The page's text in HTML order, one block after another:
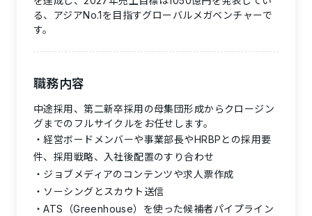
る、アジアNo.1を目指すグローバルメガベンチャーで
す。
職務内容
中途採用、第二新卒採用の母集団形成からクロージン
グまでのフルサイクルをお任せします。
経営ボードメンバーや事業部長やHRBPとの採用要
件、採用戦略、入社後配置のすり合わせ
ジョブメディアのコンテンツや求人票作成
ソーシングとスカウト送信
ATS（Greenhouse）を使った候補者パイプライン